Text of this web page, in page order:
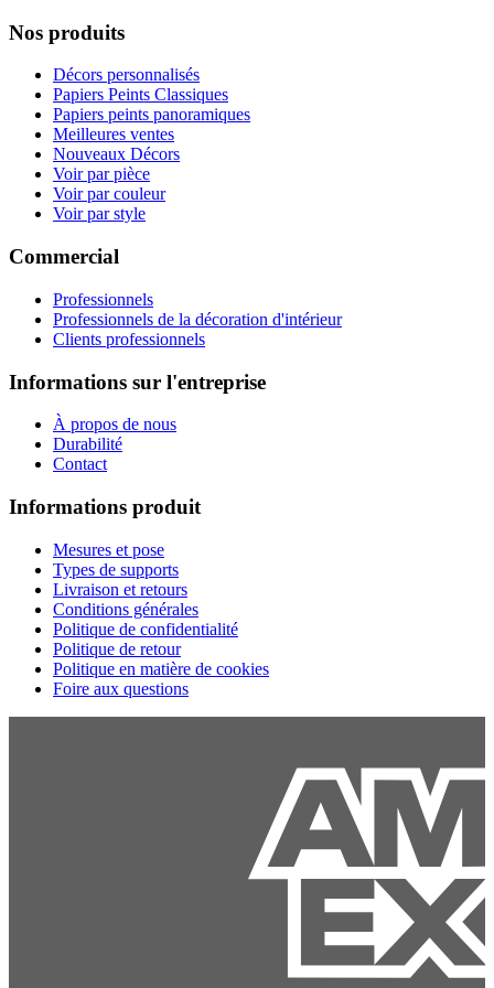
Nos produits
Décors personnalisés
Papiers Peints Classiques
Papiers peints panoramiques
Meilleures ventes
Nouveaux Décors
Voir par pièce
Voir par couleur
Voir par style
Commercial
Professionnels
Professionnels de la décoration d'intérieur
Clients professionnels
Informations sur l'entreprise
À propos de nous
Durabilité
Contact
Informations produit
Mesures et pose
Types de supports
Livraison et retours
Conditions générales
Politique de confidentialité
Politique de retour
Politique en matière de cookies
Foire aux questions